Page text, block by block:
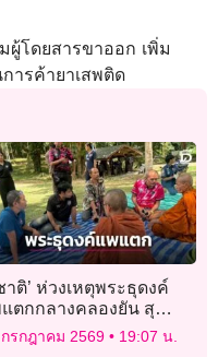
ผู้โดยสารขาออก เพิ่ม
ารค้ายาเสพติด
าติ’ ห่วงเหตุพระธุดงค์
ตกกลางคลองยัน สุ
ฎร์ฯช่วยได้แล้ว 11 รูป
สูญหาย 1 รูป
รกฎาคม 2569 19:07 น.